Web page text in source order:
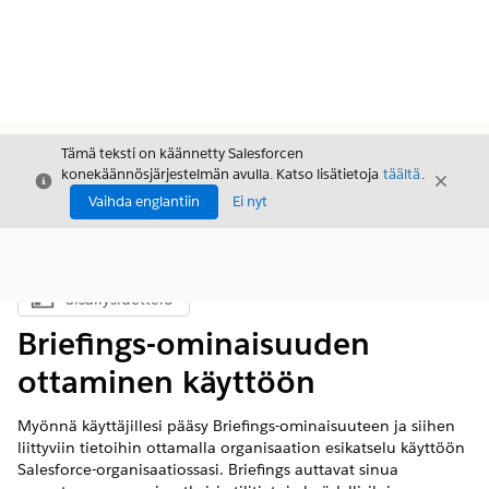
Sulje
Tämä teksti on käännetty Salesforcen
konekäännösjärjestelmän avulla. Katso lisätietoja täältä.
Vaihda englantiin
Ei nyt
Sulje
Näytä sisällysluettelo
Sisällysluettelo
Briefings-ominaisuuden
ottaminen käyttöön
Myönnä käyttäjillesi pääsy Briefings-ominaisuuteen ja siihen
liittyviin tietoihin ottamalla organisaation esikatselu käyttöön
Salesforce-organisaatiossasi. Briefings auttavat sinua